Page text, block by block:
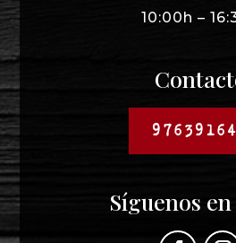
10:00h –
Síguenos